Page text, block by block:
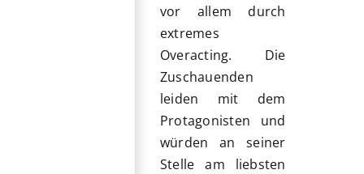
vor allem durch
extremes
Overacting. Die
Zuschauenden
leiden mit dem
Protagonisten und
würden an seiner
Stelle am liebsten